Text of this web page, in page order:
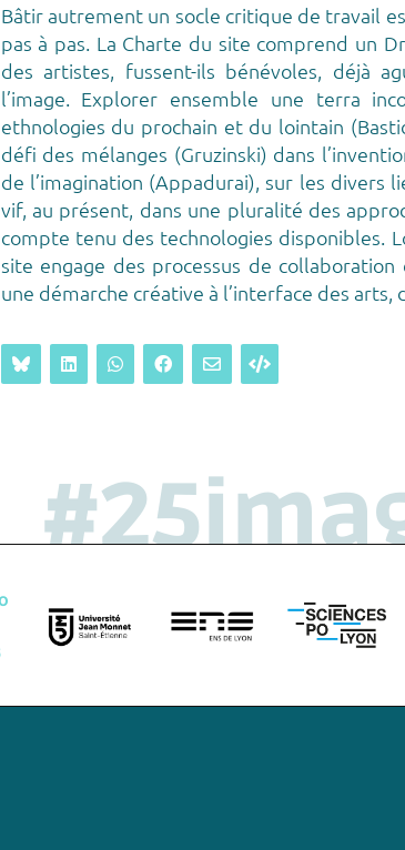
Bâtir autrement un socle critique de travail
pas à pas. La Charte du site comprend un
des artistes, fussent-ils bénévoles, déjà
l’image. Explorer ensemble une terra
ethnologies du prochain et du lointain
défi des mélanges (Gruzinski) dans
de l’imagination (Appadurai), sur les divers
vif, au présent, dans une pluralité des
compte tenu des technologies disponibles.
site engage des processus de collaboration
une démarche créative à l’interface des